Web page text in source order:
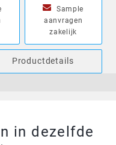
Sample
aanvragen
zakelijk
Productdetails
in dezelfde